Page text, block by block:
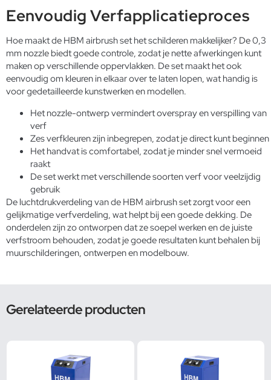
Eenvoudig Verfapplicatieproces
Hoe maakt de HBM airbrush set het schilderen makkelijker? De 0,3
mm nozzle biedt goede controle, zodat je nette afwerkingen kunt
maken op verschillende oppervlakken. De set maakt het ook
eenvoudig om kleuren in elkaar over te laten lopen, wat handig is
voor gedetailleerde kunstwerken en modellen.
Het nozzle-ontwerp vermindert overspray en verspilling van
verf
Zes verfkleuren zijn inbegrepen, zodat je direct kunt beginnen
Het handvat is comfortabel, zodat je minder snel vermoeid
raakt
De set werkt met verschillende soorten verf voor veelzijdig
gebruik
De luchtdrukverdeling van de HBM airbrush set zorgt voor een
gelijkmatige verfverdeling, wat helpt bij een goede dekking. De
onderdelen zijn zo ontworpen dat ze soepel werken en de juiste
verfstroom behouden, zodat je goede resultaten kunt behalen bij
muurschilderingen, ontwerpen en modelbouw.
Gerelateerde producten